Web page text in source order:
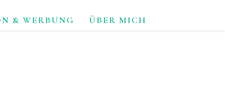
& WERBUNG ÜBER MICH